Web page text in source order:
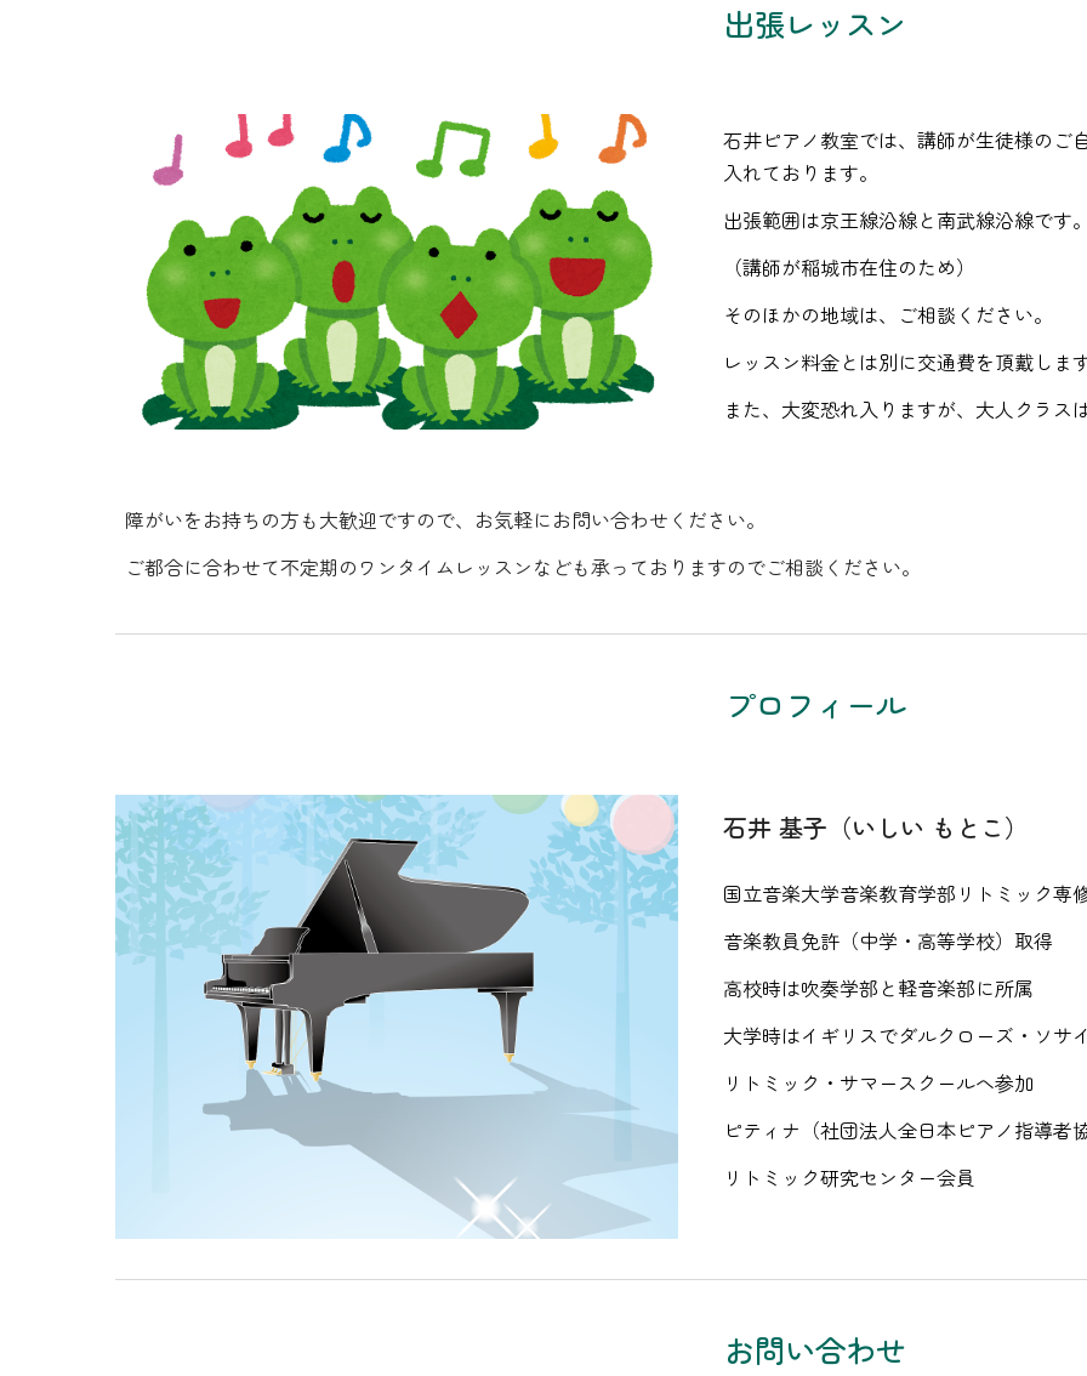
出張レッスン
石井ピアノ教室では、講師が生徒様のご
入れております。
出張範囲は京王線沿線と南武線沿線です。
（講師が稲城市在住のため）
そのほかの地域は、ご相談ください。
レッスン料金とは別に交通費を頂戴します
また、大変恐れ入りますが、大人クラス
障がいをお持ちの方も大歓迎ですので、お気軽にお問い合わせください。
ご都合に合わせて不定期のワンタイムレッスンなども承っておりますのでご相談ください。
プロフィール
石井 基子（いしい もとこ）
国立音楽大学音楽教育学部リトミック専
音楽教員免許（中学・高等学校）取得
高校時は吹奏学部と軽音楽部に所属
大学時はイギリスでダルクローズ・ソサ
リトミック・サマースクールへ参加
ピティナ（社団法人全日本ピアノ指導者
リトミック研究センター会員
お問い合わせ